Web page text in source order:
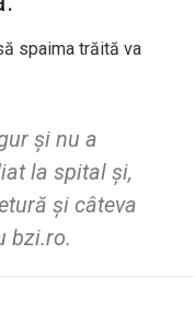
spaima trăită va
și nu a
la spital și,
și câteva
bzi.ro.